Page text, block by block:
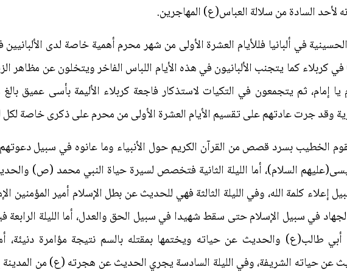
لأحد السادة من سلالة العباس(ع) المهاجرين.
في ألبانيا فللأيام العشرة الأولى من شهر محرم أهمية خاصة لدى الألبانيين
كربلاء كما يتجنب الألبانيون في هذه الأيام اللباس الفاخر ويتخلون عن مظاهر
إمام، ثم يتجمعون في التكيات لاستذكار فاجعة كربلاء الأليمة بأسى عميق
وقد جرت عادتهم على تقسيم الأيام العشرة الأولى من محرم على ذكرى خاصة لكل
الخطيب بسرد قصص من القرآن الكريم حول الأنبياء وما عانوه في سبيل
السلام)، أما الليلة الثانية فتخصص لسيرة حياة النبي محمد (ص)
إعلاء كلمة الله، وفي الليلة الثالثة فهي للحديث عن بطل الإسلام أمير
في سبيل الإسلام حتى سقط شهيدا في سبيل الحق والعدل، أما الليلة
طالب(ع) والحديث عن حياته ويختمها بمقتله بالسم نتيجة مؤامرة دنيئة،
حياته الشريفة، وفي الليلة السادسة يجري الحديث عن هجرته (ع) من المدينة